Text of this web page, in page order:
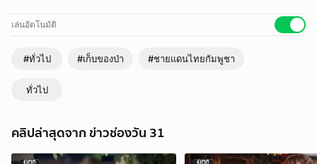
เล่นอัตโนมัติ
#ทั่วไป #เก็บของป่า #ชายแดนไทยกัมพูชา
ทั่วไป
คลิปล่าสุดจาก ข่าวช่องวัน 31